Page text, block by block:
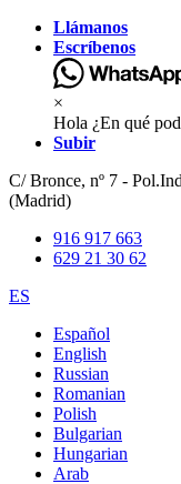
Llámanos
Escríbenos
×
Hola ¿En qué
Subir
C/ Bronce, nº 7 -
(Madrid)
916 917 663
629 21 30 62
ES
Español
English
Russian
Romanian
Polish
Bulgarian
Hungarian
Arab